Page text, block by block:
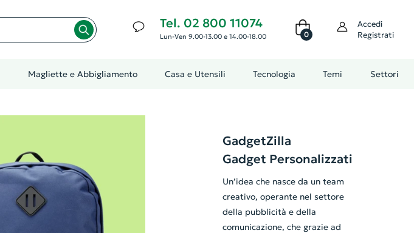
Tel. 02 800 11074
Lun-Ven 9.00-13.00 e 14.00-18.00 0
Accedi
Registrati
Magliette e Abbigliamento Casa e Utensili Tecnologia Temi Settori
GadgetZilla
Gadget Personalizzati
Un’idea che nasce da un team
creativo, operante nel settore
della pubblicità e della
comunicazione, che grazie ad